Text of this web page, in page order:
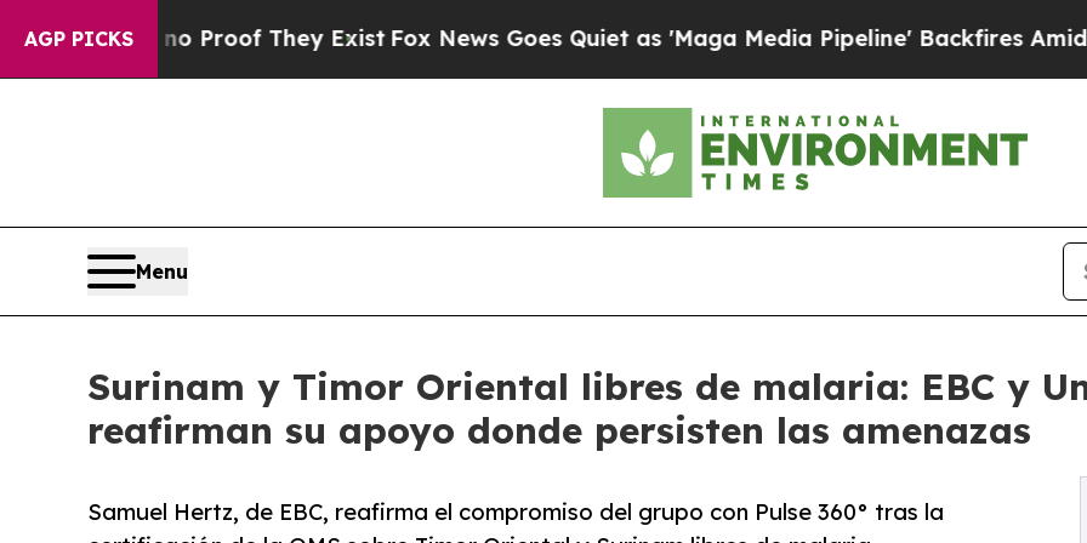
AGP PICKS
no Proof They ExistFox News Goes Quiet as 'Maga Media Pipeline' Backfires Amid Rumors
Menu
Surinam y Timor Oriental libres de malaria: EBC y
reafirman su apoyo donde persisten las amenazas
Samuel Hertz, de EBC, reafirma el compromiso del grupo con Pulse 360° tras la